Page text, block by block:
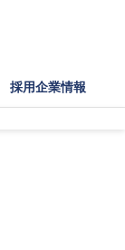
採用企業情報